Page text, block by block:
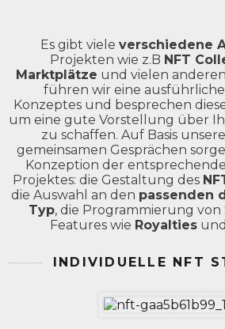
Es gibt viele verschiedene
Projekten wie z.B NFT
Marktplätze und vielen
führen wir eine ausführliche
Konzeptes und besprechen
um eine gute Vorstellung über
zu schaffen. Auf Basis
gemeinsamen Gesprächen
Konzeption der
Projektes: die Gestaltung des
die Auswahl an den passenden
Typ, die Programmierung von
Features wie Royaltiesund
INDIVIDUELLE NFT